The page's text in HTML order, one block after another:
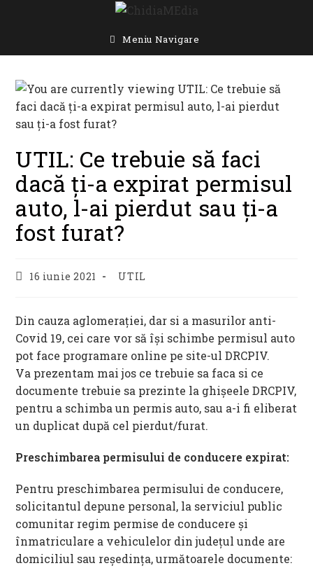
Meniu Navigare
UTIL: Ce trebuie să faci
dacă ți-a expirat permisul
auto, l-ai pierdut sau ți-a
fost furat?
Post16 iunie 2021
Post
UTIL
Din cauza aglomerației, dar si a masurilor anti-
Covid 19, cei care vor să își schimbe permisul auto
pot face programare online pe site-ul DRCPIV.
Va prezentam mai jos ce trebuie sa faca si ce
documente trebuie sa prezinte la ghișeele DRCPIV,
pentru a schimba un permis auto, sau a-i fi eliberat
un duplicat după cel pierdut/furat.
Preschimbarea permisului de conducere expirat:
Pentru preschimbarea permisului de conducere,
solicitantul depune personal, la serviciul public
comunitar regim permise de conducere și
înmatriculare a vehiculelor din județul unde are
domiciliul sau reședința, următoarele documente: